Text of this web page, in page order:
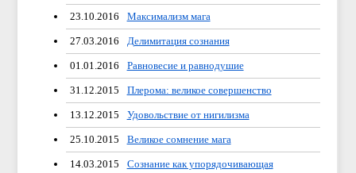
23.10.2016 Максимализм мага
27.03.2016 Делимитация сознания
01.01.2016 Равновесие и равнодушие
31.12.2015 Плерома: великое совершенство
13.12.2015 Удовольствие от нигилизма
25.10.2015 Великое сомнение мага
14.03.2015
Сознание как упорядочивающая